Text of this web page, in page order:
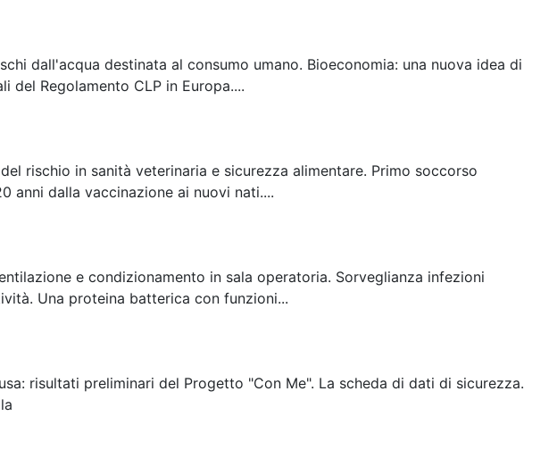
dall'acqua destinata al consumo umano. Bioeconomia: una nuova idea di
del Regolamento CLP in Europa....
rischio in sanità veterinaria e sicurezza alimentare. Primo soccorso
anni dalla vaccinazione ai nuovi nati....
e condizionamento in sala operatoria. Sorveglianza infezioni
Una proteina batterica con funzioni...
risultati preliminari del Progetto "Con Me". La scheda di dati di sicurezza.